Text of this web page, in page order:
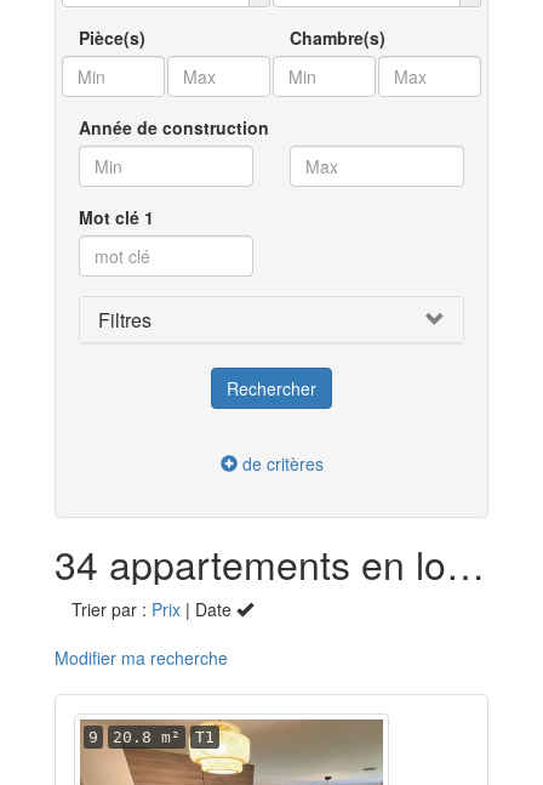
Pièce(s) Chambre(s)
Année de construction
Mot clé 1
Filtres
de critères
34 appartements en location dans le Val-d'Oise (95)
Trier par : Prix | Date
Modifier ma recherche
9 20.8 m² T1